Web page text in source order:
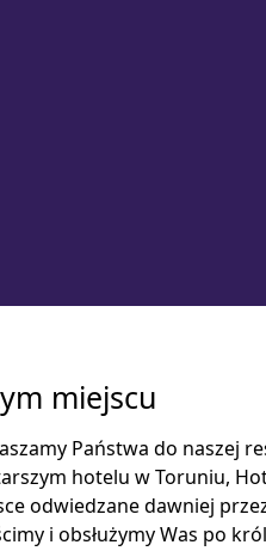
miejscu
Państwa do naszej
hotelu w Toruniu,
odwiedzane dawniej
i obsłużymy Was po